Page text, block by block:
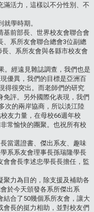
滿活力，這樣以不分性別、不
學時期。
基前部長、世界校友會聯合會
系所友會聯合總會3位副總
、系所友會與各縣市校友會
。經遠見雜誌調查，我們也是
優異，我們的目標是亞洲百
得很突出。而老師們的研究
免評。另外國際化表現，我們
次的兩岸協商，所以淡江陸
友力量，在母校66週年校
常愉快的團聚。也祝所有校
當選證書、傑出系友、趣味
系系友會理事長孫瑞隆學長
會會長李述忠學長長擔任，監
聚力為目的，除支援及補助各
於今天頒發各系所傑出系
結合了50幾個系所友會，讓大
會長的挺力相助，並對校友們